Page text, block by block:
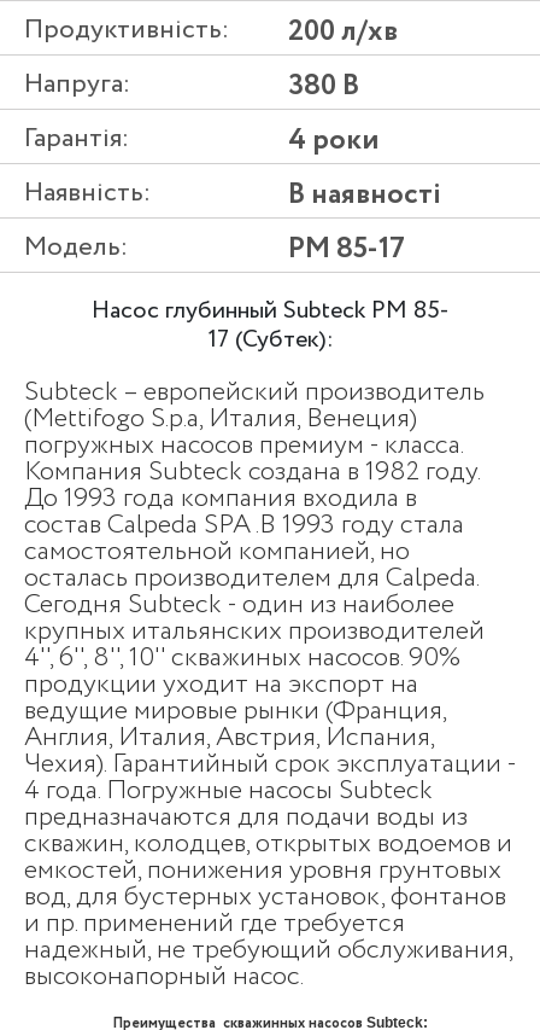
Продуктивність: 200 л/хв
Напруга: 380 В
Гарантія: 4 роки
Наявність: В наявності
Модель: PM 85-17
Насос глубинный Subteck PM 85-
17 (Субтек):
Subteck – европейский производитель
(Mettifogo S.p.a, Италия, Венеция)
погружных насосов премиум - класса.
Компания Subteck создана в 1982 году.
До 1993 года компания входила в
состав Calpeda SPA .В 1993 году стала
самостоятельной компанией, но
осталась производителем для Calpeda.
Сегодня Subteck - один из наиболее
крупных итальянских производителей
4'', 6'', 8'', 10'' скважиных насосов. 90%
продукции уходит на экспорт на
ведущие мировые рынки (Франция,
Англия, Италия, Австрия, Испания,
Чехия). Гарантийный срок эксплуатации -
4 года. Погружные насосы Subteck
предназначаются для подачи воды из
скважин, колодцев, открытых водоемов и
емкостей, понижения уровня грунтовых
вод, для бустерных установок, фонтанов
и пр. применений где требуется
надежный, не требующий обслуживания,
высоконапорный насос.
Преимущества скважинных насосов Subteck: